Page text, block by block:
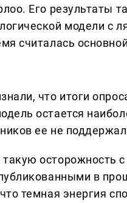
Его результаты
модели с
считалась
что итоги
остается
ее не
осторожность
в
темная энергия